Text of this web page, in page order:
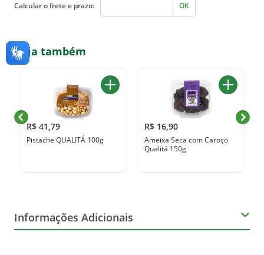
Calcular o frete e prazo: OK
Veja também
R$ 41,79
Pistache QUALITÁ 100g
R$ 16,90
Ameixa Seca com Caroço
Qualitá 150g
Informações Adicionais